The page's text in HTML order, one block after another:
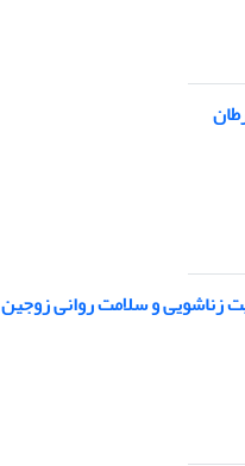
زناشویی و سلامت روانی زوجین